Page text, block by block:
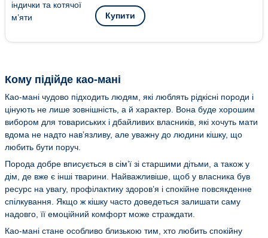
Купити
Кому підійде као-мані
Као-мані чудово підходить людям, які люблять рідкісні породи і
цінують не лише зовнішність, а й характер. Вона буде хорошим
вибором для товариських і дбайливих власників, які хочуть мати
вдома не надто нав’язливу, але уважну до людини кішку, що
любить бути поруч.
Порода добре вписується в сім’ї зі старшими дітьми, а також у
дім, де вже є інші тварини. Найважливіше, щоб у власника був
ресурс на увагу, профілактику здоров’я і спокійне повсякденне
спілкування. Якщо ж кішку часто доведеться залишати саму
надовго, її емоційний комфорт може страждати.
Као-мані стане особливо близькою тим, хто любить спокійну